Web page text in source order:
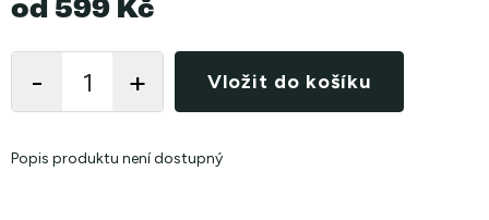
od 599 Kč
cena:
Vložit do košíku
Popis produktu není dostupný